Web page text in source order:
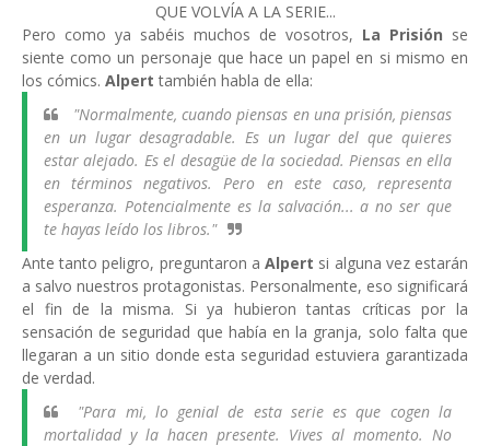
QUE VOLVÍA A LA SERIE...
Pero como ya sabéis muchos de vosotros, La Prisión se
siente como un personaje que hace un papel en si mismo en
los cómics. Alpert también habla de ella:
"Normalmente, cuando piensas en una prisión, piensas
en un lugar desagradable. Es un lugar del que quieres
estar alejado. Es el desagüe de la sociedad. Piensas en ella
en términos negativos. Pero en este caso, representa
esperanza. Potencialmente es la salvación... a no ser que
te hayas leído los libros."
Ante tanto peligro, preguntaron aAlpert si alguna vez estarán
a salvo nuestros protagonistas. Personalmente, eso significará
el fin de la misma. Si ya hubieron tantas críticas por la
sensación de seguridad que había en la granja, solo falta que
llegaran a un sitio donde esta seguridad estuviera garantizada
de verdad.
"Para mi, lo genial de esta serie es que cogen la
mortalidad y la hacen presente. Vives al momento. No